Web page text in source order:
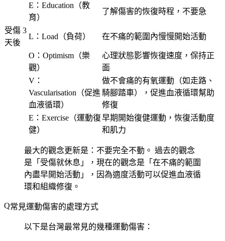
E ：Education（教
育）
了解傷害的恢復時程，不要急
受傷 3
天後
L ：Load（負荷） 在不痛的範圍內慢慢開始活動
O ：Optimism（樂
觀）
心理狀態影響恢復速度，保持正
面
V ：
Vascularisation（促進
血液循環）
做不會痛的有氧運動（如走路、
騎腳踏車），促進血液循環幫助
修復
E ：Exercise（運動復
健）
早期開始復健運動，恢復活動度
和肌力
最大的觀念更新是：不要完全不動。 過去的觀念
是「受傷就休息」，現在的觀念是「在不痛的範圍
內盡早開始活動」，因為適度活動可以促進血液循
環和組織修復。
常見運動傷害的處理方式
以下是台灣最常見的幾種運動傷害：